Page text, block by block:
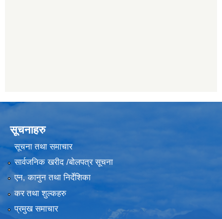
सूचनाहरु
सूचना तथा समाचार
सार्वजनिक खरीद /बोलपत्र सूचना
एन, कानुन तथा निर्देशिका
कर तथा शुल्कहरु
प्रमुख समाचार